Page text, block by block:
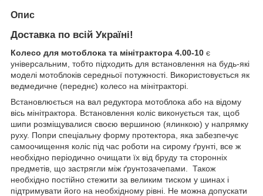
Опис
Доставка по всій Україні!
Колесо для мотоблока та мінітрактора 4.00-10 є
універсальним, тобто підходить для встановлення на будь-які
моделі мотоблоків середньої потужності. Використовується як
ведмедичне (переднє) колесо на мінітракторі.
Встановлюється на вал редуктора мотоблока або на відому
вісь мінітрактора. Встановлення коліс виконується так, щоб
шипи розміщувалися своєю вершиною (ялинкою) у напрямку
руху. Попри спеціальну форму протектора, яка забезпечує
самоочищення коліс під час роботи на сирому ґрунті, все ж
необхідно періодично очищати їх від бруду та сторонніх
предметів, що застрягли між ґрунтозачепами. Також
необхідно постійно стежити за великим тиском у шинах і
підтримувати його на необхідному рівні. Не можна допускати